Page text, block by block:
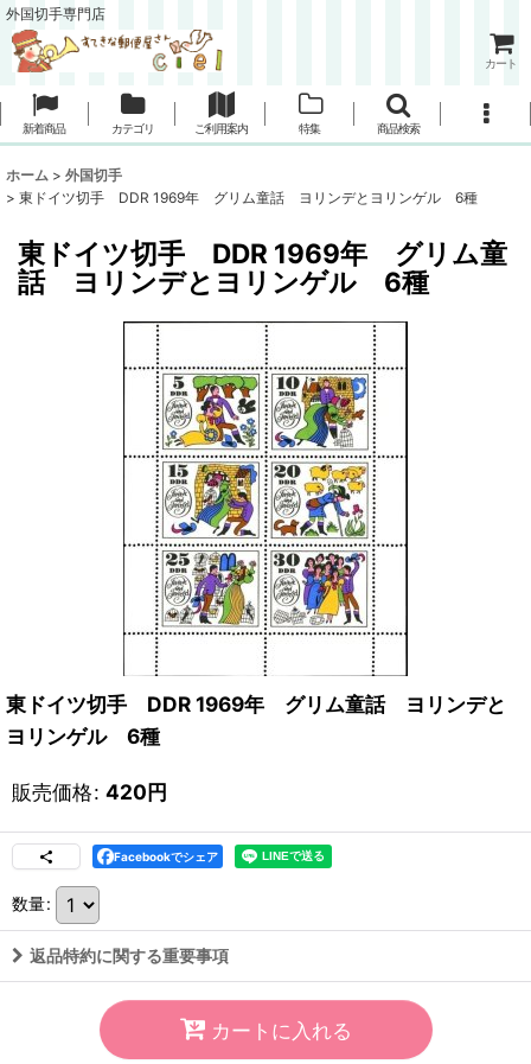
外国切手専門店
カート
新着商品 カテゴリ ご利用案内 特集 商品検索
ホーム > 外国切手
> 東ドイツ切手 DDR 1969年 グリム童話 ヨリンデとヨリンゲル 6種
東ドイツ切手 DDR 1969年 グリム童
話 ヨリンデとヨリンゲル 6種
東ドイツ切手 DDR 1969年 グリム童話 ヨリンデと
ヨリンゲル 6種
販売価格: 420円
Facebookでシェア
数量:
返品特約に関する重要事項
カートに入れる